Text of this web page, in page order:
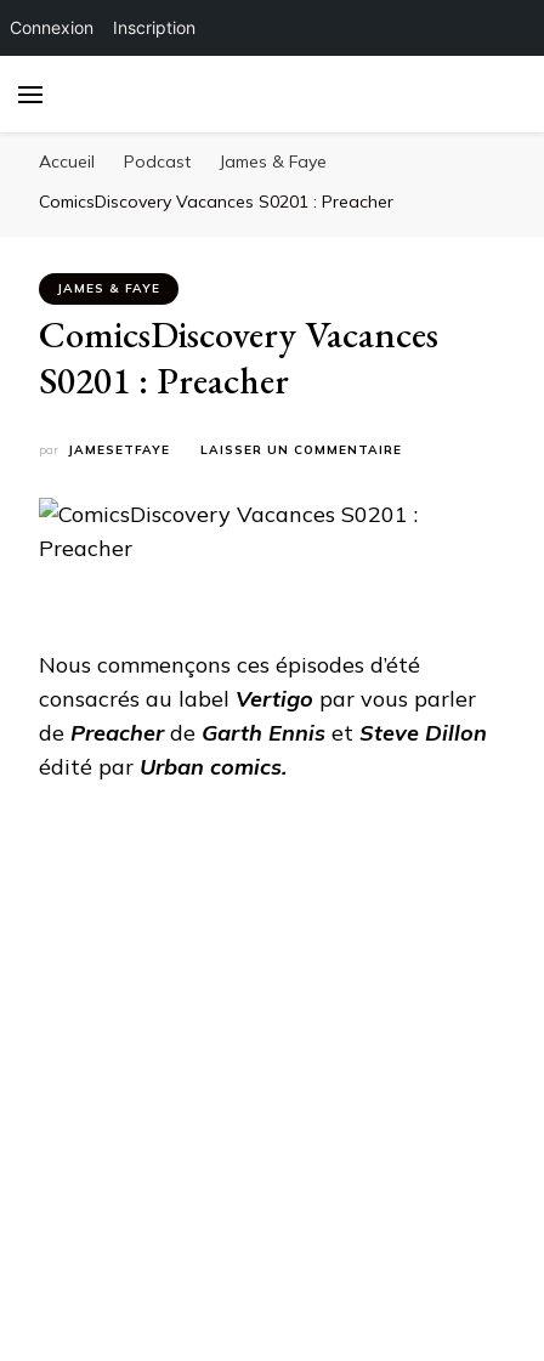
Connexion Inscription
Accueil Podcast
James & Faye
ComicsDiscovery Vacances S0201 : Preacher
JAMES & FAYE
ComicsDiscovery Vacances
S0201 : Preacher
par JAMESETFAYE LAISSER UN COMMENTAIRE
S0201
Nous commençons ces épisodes d’été
consacrés au label Vertigo par vous parler
de Preacherde Garth Ennis et Steve Dillon
édité par Urban comics.